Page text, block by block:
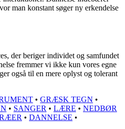
man konstant søger ny erkendelse
der beriger individet og samfundet
fremmer vi ikke kun vores egne
også til en mere oplyst og tolerant
• GRÆSK TEGN •
• SANGER • LÆRE • NEDBØR
• DANNELSE •